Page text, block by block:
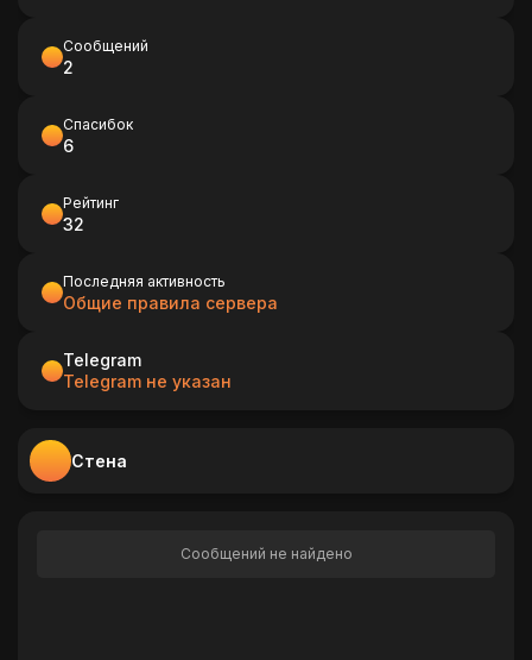
Сообщений
2
Спасибок
6
Рейтинг
32
Последняя активность
Общие правила сервера
Telegram
Telegram не указан
Стена
Сообщений не найдено